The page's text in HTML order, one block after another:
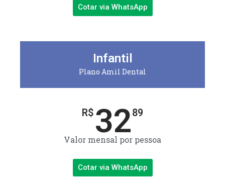
Cotar via WhatsApp
Infantil
Plano Amil Dental
R$ 3289
Valor mensal por pessoa
Cotar via WhatsApp